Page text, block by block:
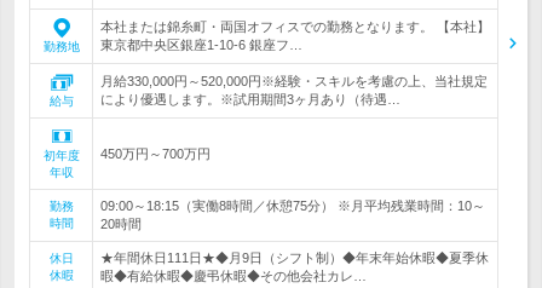
勤務地
本社または錦糸町・両国オフィスでの勤務となります。 【本社】
東京都中央区銀座1-10-6 銀座フ…
給与
月給330,000円～520,000円※経験・スキルを考慮の上、当社規定
により優遇します。※試用期間3ヶ月あり（待遇…
初年度
年収
450万円～700万円
勤務
時間
09:00～18:15（実働8時間／休憩75分） ※月平均残業時間：10～
20時間
休日
休暇
★年間休日111日★◆月9日（シフト制）◆年末年始休暇◆夏季休
暇◆有給休暇◆慶弔休暇◆その他会社カレ…